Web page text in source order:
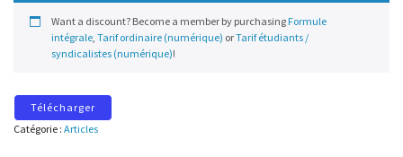
Want a discount? Become a member by purchasing Formule
intégrale, Tarif ordinaire (numérique) orTarif étudiants /
syndicalistes (numérique)!
Télécharger
Catégorie : Articles